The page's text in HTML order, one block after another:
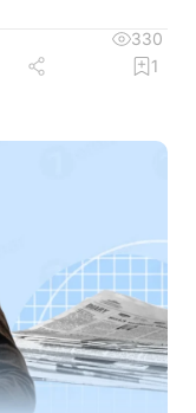
обмеження на
правила.
330
1